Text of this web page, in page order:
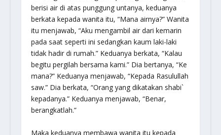
berisi air di atas punggung untanya, keduanya
berkata kepada wanita itu, “Mana airnya?” Wanita
itu menjawab, “Aku mengambil air dari kemarin
pada saat seperti ini sedangkan kaum laki-laki
tidak hadir di rumah.” Keduanya berkata, “Kalau
begitu pergilah bersama kami.” Dia bertanya, “Ke
mana?” Keduanya menjawab, “Kepada Rasulullah
saw.” Dia berkata, “Orang yang dikatakan shabi`
kepadanya.” Keduanya menjawab, “Benar,
berangkatlah.”
Maka keduanya membawa wanita itu kepada